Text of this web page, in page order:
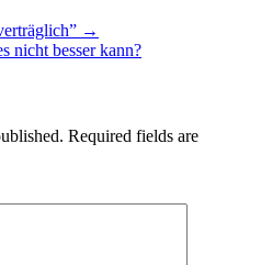
→
nicht besser kann?
Required fields are